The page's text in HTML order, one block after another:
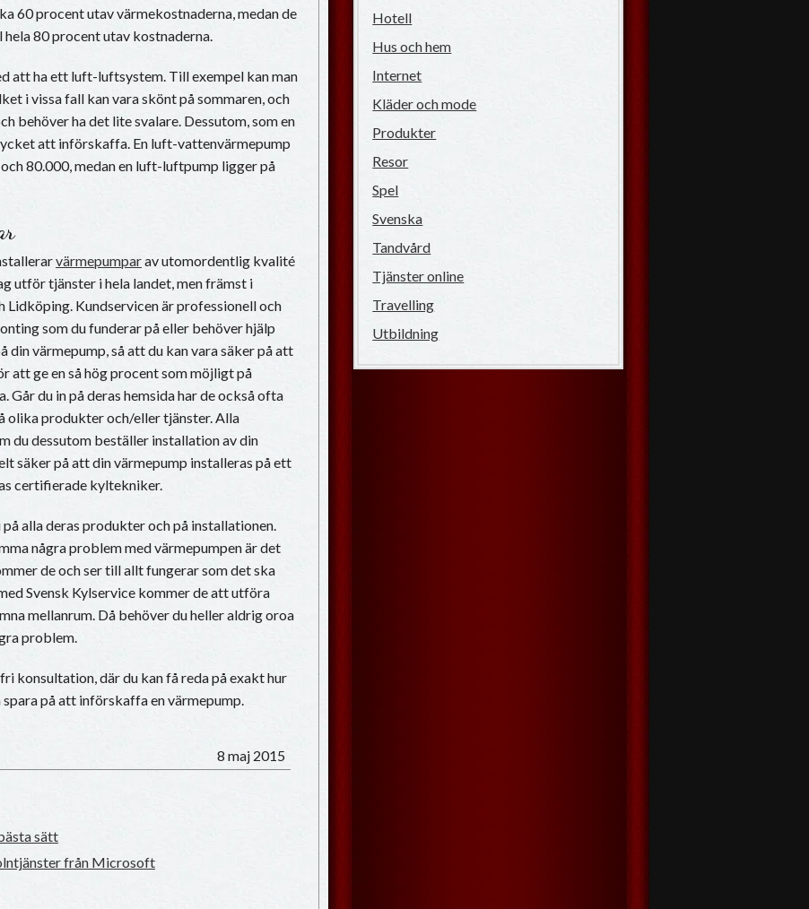
60 procent utav värmekostnaderna, medan de
80 procent utav kostnaderna.
att ha ett luft-luftsystem. Till exempel kan man
i vissa fall kan vara skönt på sommaren, och
behöver ha det lite svalare. Dessutom, som en
att införskaffa. En luft-vattenvärmepump
80.000, medan en luft-luftpump ligger på
värmepumparav utomordentlig kvalité
utför tjänster i hela landet, men främst i
Kundservicen är professionell och
som du funderar på eller behöver hjälp
din värmepump, så att du kan vara säker på att
att ge en så hög procent som möjligt på
Går du in på deras hemsida har de också ofta
olika produkter och/eller tjänster. Alla
du dessutom beställer installation av din
säker på att din värmepump installeras på ett
certifierade kyltekniker.
alla deras produkter och på installationen.
några problem med värmepumpen är det
de och ser till allt fungerar som det ska
Svensk Kylservice kommer de att utföra
mellanrum. Då behöver du heller aldrig oroa
problem.
konsultation, där du kan få reda på exakt hur
på att införskaffa en värmepump.
8 maj 2015
sätt
från Microsoft
Hotell
Hus och hem
Internet
Kläder och mode
Produkter
Resor
Spel
Svenska
Tandvård
Tjänster online
Travelling
Utbildning